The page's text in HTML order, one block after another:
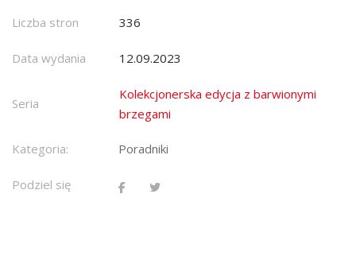
Liczba stron 336
Data wydania 12.09.2023
Seria
Kolekcjonerska edycja z barwionymi
brzegami
Kategoria: Poradniki
Podziel się